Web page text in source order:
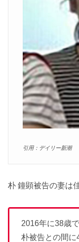
引用：デイリー新潮
朴 鐘顕被告の妻は
2016年に38歳
朴被告との間に